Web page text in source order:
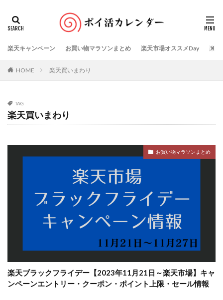
楽天キャンペーン お買い物マラソンまとめ 楽天市場オススメDay 楽天
HOME 楽天買いまわり
TAG
楽天買いまわり
お買い物マラソンまとめ
楽天ブラックフライデー【2023年11月21日～楽天市場】キャ
ンペーンエントリー・クーポン・ポイント上限・セール情報